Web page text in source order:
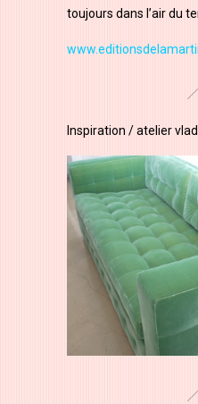
toujours dans l’air du
Inspiration / atelier